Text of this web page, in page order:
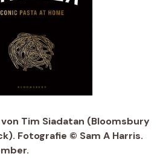
von Tim Siadatan (Bloomsbury
Fotografie © Sam A Harris.